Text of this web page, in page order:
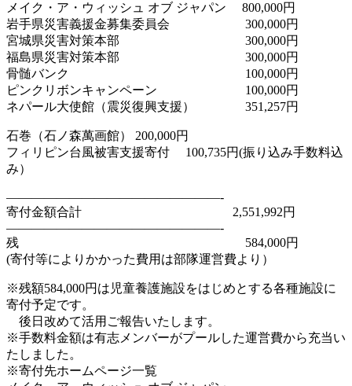
メイク・ア・ウィッシュ オブ ジャパン 800,000円
岩手県災害義援金募集委員会 300,000円
宮城県災害対策本部 300,000円
福島県災害対策本部 300,000円
骨髄バンク 100,000円
ピンクリボンキャンペーン 100,000円
ネパール大使館（震災復興支援） 351,257円
石巻（石ノ森萬画館） 200,000円
フィリピン台風被害支援寄付 100,735円(振り込み手数料込
み）
—————————————————-
寄付金額合計 2,551,992円
—————————————————-
残 584,000円
(寄付等によりかかった費用は部隊運営費より）
※残額584,000円は児童養護施設をはじめとする各種施設に
寄付予定です。
後日改めて活用ご報告いたします。
※手数料金額は有志メンバーがプールした運営費から充当い
たしました。
※寄付先ホームページ一覧